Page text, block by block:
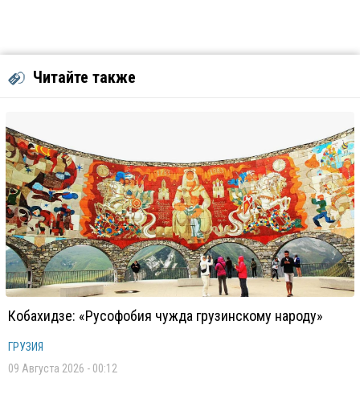
Читайте также
Кобахидзе: «Русофобия чужда грузинскому народу»
ГРУЗИЯ
09 Августа 2026 - 00:12